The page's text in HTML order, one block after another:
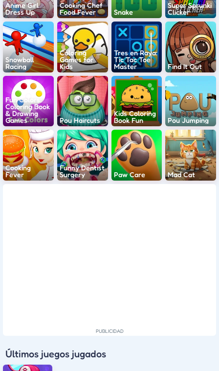
Anime Girl
Dress Up
Cooking Chef
Food Fever
Snake
Super Sprunki
Clicker
Snowball
Racing
Coloring
Games for
Kids
Tres en Raya:
Tic Tac Toe
Master
Find It Out
Fun Colors:
Coloring Book
& Drawing
Games
Pou Haircuts
Kids Coloring
Book Fun
Pou Jumping
Cooking
Fever
Funny Dentist
Surgery
Paw Care Mad Cat
Últimos juegos jugados